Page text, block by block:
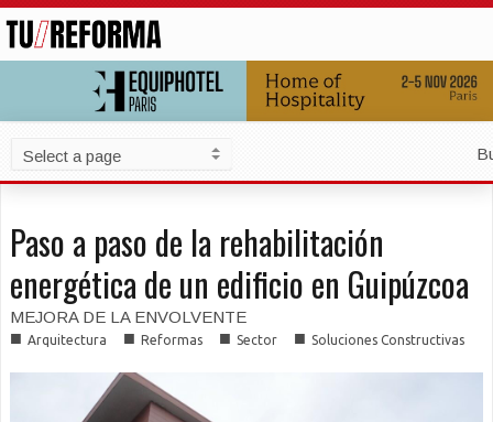
Paso a paso de la rehabilitación
energética de un edificio en Guipúzcoa
MEJORA DE LA ENVOLVENTE
■ Arquitectura ■ Reformas ■ Sector ■ Soluciones Constructivas